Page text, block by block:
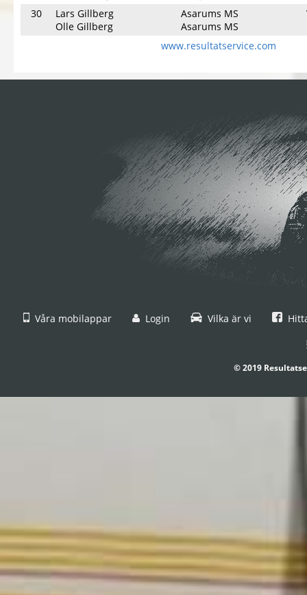
30
Lars Gillberg
Olle Gillberg
Asarums MS
Asarums MS
www.resultatservice.com
Våra mobilappar Login Vilka är vi
© 2019